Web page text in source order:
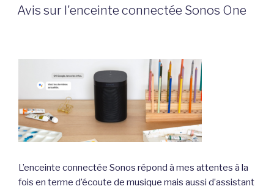
LE
Avis sur l'enceinte connectée Sonos One
L’enceinte connectée Sonos répond à mes attentes à la
fois en terme d’écoute de musique mais aussi d’assistant